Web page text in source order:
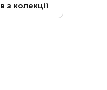
з колекції